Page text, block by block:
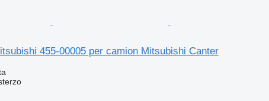
455-00005 per camion Mitsubishi Canter